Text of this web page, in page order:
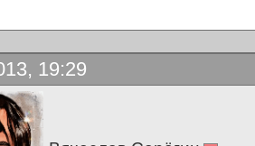
19:29